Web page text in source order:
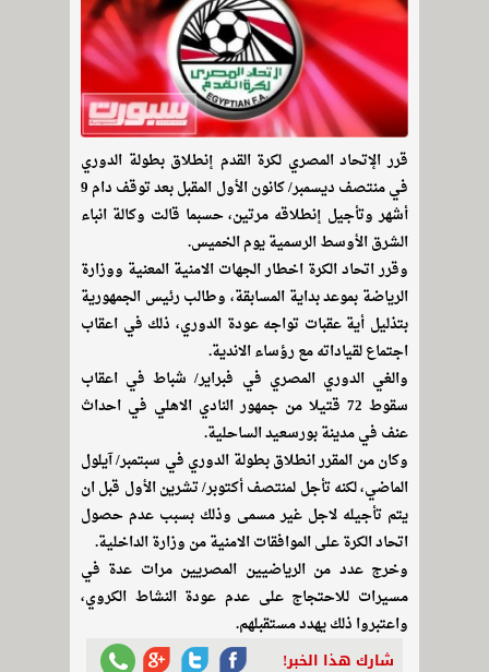
قرر الإتحاد المصري لكرة القدم إنطلاق بطولة الدوري
في منتصف ديسمبر/ كانون الأول المقبل بعد توقف دام 9
أشهر وتأجيل إنطلاقه مرتين، حسبما قالت وكالة انباء
الشرق الأوسط الرسمية يوم الخميس.
وقرر اتحاد الكرة اخطار الجهات الامنية المعنية ووزارة
الرياضة بموعد بداية المسابقة، وطالب رئيس الجمهورية
بتذليل أية عقبات تواجه عودة الدوري، ذلك في اعقاب
اجتماع لقياداته مع رؤساء الاندية.
والغي الدوري المصري في فبراير/ شباط في اعقاب
سقوط 72 قتيلا من جمهور النادي الاهلي في احداث
عنف في مدينة بورسعيد الساحلية.
وكان من المقرر انطلاق بطولة الدوري في سبتمبر/ آيلول
الماضي، لكنه تأجل لمنتصف أكتوبر/ تشرين الأول قبل ان
يتم تأجيله لاجل غير مسمى وذلك بسبب عدم حصول
اتحاد الكرة على الموافقات الامنية من وزارة الداخلية.
وخرج عدد من الرياضيين المصريين مرات عدة في
مسيرات للاحتجاج على عدم عودة النشاط الكروي،
واعتبروا ذلك يهدد مستقبلهم.
شارك هذا الخبر!